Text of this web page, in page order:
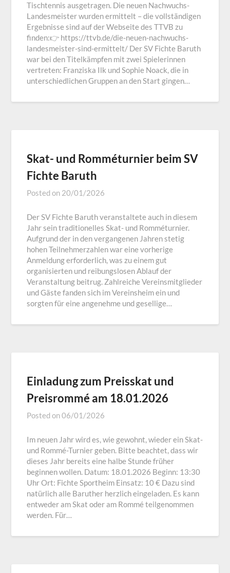
Tischtennis ausgetragen. Die neuen Nachwuchs-
Landesmeister wurden ermittelt – die vollständigen
Ergebnisse sind auf der Webseite des TTVB zu
finden:👉 https://ttvb.de/die-neuen-nachwuchs-
landesmeister-sind-ermittelt/ Der SV Fichte Baruth
war bei den Titelkämpfen mit zwei Spielerinnen
vertreten: Franziska Ilk und Sophie Noack, die in
unterschiedlichen Gruppen an den Start gingen…
Skat- und Romméturnier beim SV
Fichte Baruth
Posted on 20/01/2026
Der SV Fichte Baruth veranstaltete auch in diesem
Jahr sein traditionelles Skat- und Romméturnier.
Aufgrund der in den vergangenen Jahren stetig
hohen Teilnehmerzahlen war eine vorherige
Anmeldung erforderlich, was zu einem gut
organisierten und reibungslosen Ablauf der
Veranstaltung beitrug. Zahlreiche Vereinsmitglieder
und Gäste fanden sich im Vereinsheim ein und
sorgten für eine angenehme und gesellige…
Einladung zum Preisskat und
Preisrommé am 18.01.2026
Posted on06/01/2026
Im neuen Jahr wird es, wie gewohnt, wieder ein Skat-
und Rommé-Turnier geben. Bitte beachtet, dass wir
dieses Jahr bereits eine halbe Stunde früher
beginnen wollen. Datum: 18.01.2026 Beginn: 13:30
Uhr Ort: Fichte Sportheim Einsatz: 10 € Dazu sind
natürlich alle Baruther herzlich eingeladen. Es kann
entweder am Skat oder am Rommé teilgenommen
werden. Für…